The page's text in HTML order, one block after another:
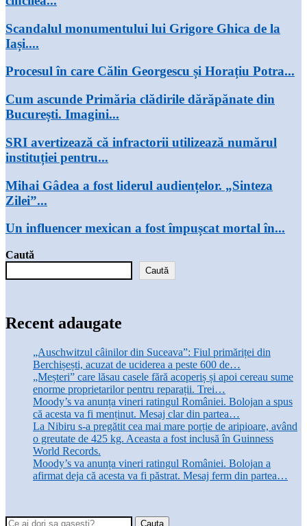
Scandalul monumentului lui Grigore Ghica de la
Iași....
Procesul în care Călin Georgescu și Horațiu Potra...
Cum ascunde Primăria clădirile dărăpănate din
București. Imagini...
SRI avertizează că infractorii utilizează numărul
instituției pentru...
Mihai Gâdea a fost liderul audiențelor. „Sinteza
Zilei”...
Un influencer mexican a fost împușcat mortal în...
Caută
Caută
Recent adaugate
„Auschwitzul câinilor din Suceava”: Fiul primăriței din
Berchișești, acuzat de uciderea a peste 600 de…
„Meșteri” care lăsau casele fără acoperiș și apoi cereau sume
enorme proprietarilor pentru reparații. Trei…
Moody’s va anunța vineri ratingul României. Bolojan a spus
că acesta va fi menținut. Mesaj clar din partea…
La Nibiru s-a pregătit cea mai mare porție de aripioare, având
o greutate de 425 kg. Aceasta a fost inclusă în Guinness
World Records.
Moody’s va anunța vineri ratingul României. Bolojan a
afirmat deja că acesta va fi păstrat. Mesaj ferm din partea…